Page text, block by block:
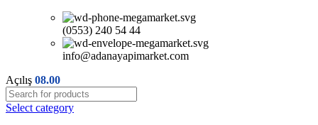
(0553) 240 54 44
info@adanayapimarket.com
Açılış 08.00
Select category